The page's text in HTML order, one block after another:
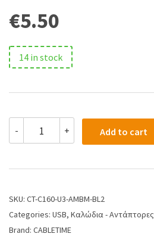
€5.50
14 in stock
- + Add to cart
SKU: CT-C160-U3-AMBM-BL2
Categories: USB, Καλώδια - Αντάπτορες
Brand: CABLETIME